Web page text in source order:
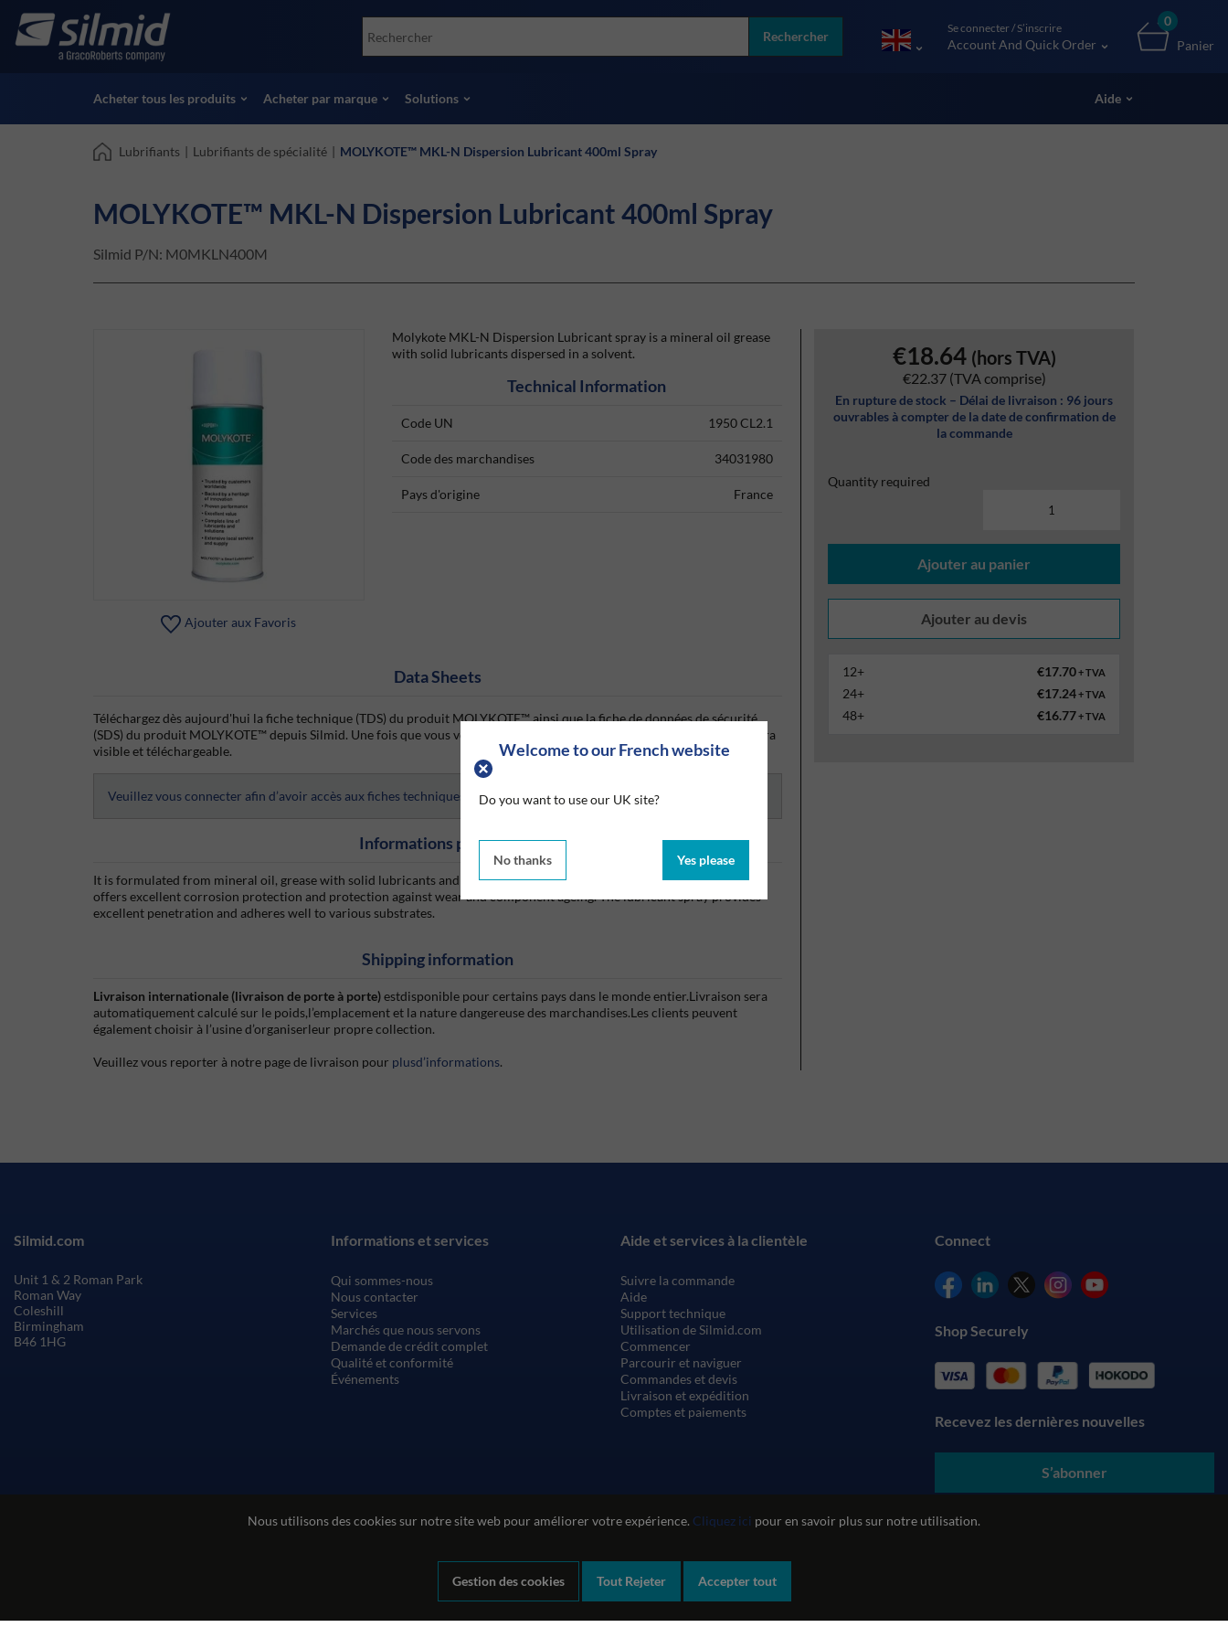
Welcome to our French website
Do you want to use our UK site?
No thanks Yes please
Nous utilisons des cookies sur notre site web pour améliorer votre expérience. Cliquez ici pour en savoir plus sur notre utilisation.
Gestion des cookies Tout Rejeter Accepter tout
main
Accessories
Essais non destructifs (NDT)
Voir tous les produits
Socomore
Skydrol
Rechercher
Se connecter / S’inscrire
Account And Quick Order
0
Panier
Acheter tous les produits Acheter par marque Solutions Aide
Lubrifiants | Lubrifiants de spécialité | MOLYKOTE™ MKL-N Dispersion Lubricant 400ml Spray
MOLYKOTE™ MKL-N Dispersion Lubricant 400ml Spray
Silmid P/N: M0MKLN400M
Ajouter aux Favoris
€18.64 (hors TVA)
€22.37 (TVA comprise)
En rupture de stock – Délai de livraison : 96 jours
ouvrables à compter de la date de confirmation de
la commande
Quantity required
Ajouter au panier
12+ €17.70+ TVA
24+ €17.24+ TVA
48+ €16.77+ TVA
Molykote MKL-N Dispersion Lubricant spray is a mineral oil grease
with solid lubricants dispersed in a solvent.
Technical Information
Code UN 1950 CL2.1
Code des marchandises 34031980
Pays d'origine France
Data Sheets
Téléchargez dès aujourd'hui la fiche technique (TDS) du produit MOLYKOTE™ ainsi que la fiche de données de sécurité
(SDS) du produit MOLYKOTE™ depuis Silmid. Une fois que vous vous êtes connecté(e) ou inscrit(e), la fiche technique sera
visible et téléchargeable.
Veuillez vous connecter afin d’avoir accès aux fiches techniques
Informations produits
It is formulated from mineral oil, grease with solid lubricants and dispersed in a solvent designed to lubricate chains. It
offers excellent corrosion protection and protection against wear and component ageing. The lubricant spray provides
excellent penetration and adheres well to various substrates.
Shipping information
Livraison internationale (livraison de porte à porte)estdisponible pour certains pays dans le monde entier.Livraison sera
automatiquement calculé sur le poids,l’emplacement et la nature dangereuse des marchandises.Les clients peuvent
également choisir à l’usine d’organiserleur propre collection.
Veuillez vous reporter à notre page de livraison pour plusd’informations.
Informations et services
Qui sommes-nous
Nous contacter
Services
Marchés que nous servons
Demande de crédit complet
Qualité et conformité
Événements
Aide et services à la clientèle
Suivre la commande
Aide
Support technique
Utilisation de Silmid.com
Commencer
Parcourir et naviguer
Commandes et devis
Livraison et expédition
Comptes et paiements
Connect
Shop Securely
Recevez les dernières nouvelles
S’abonner
En soumettant vos coordonnées, vous acceptez nos
Silmid.com
Unit 1 & 2 Roman Park
Roman Way
Coleshill
Birmingham
B46 1HG